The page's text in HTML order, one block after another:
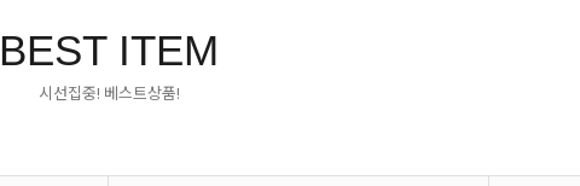
BEST ITEM
시선집중! 베스트상품!